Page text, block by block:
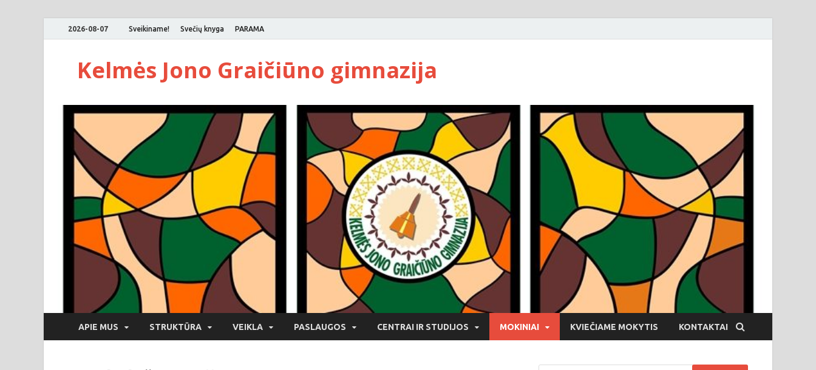
2026-08-07 Sveikiname! Svečių knyga PARAMA
Kelmės Jono Graičiūno gimnazija
APIE MUS STRUKTŪRA VEIKLA PASLAUGOS CENTRAI IR STUDIJOS MOKINIAI KVIEČIAME MOKYTIS KONTAKTAI